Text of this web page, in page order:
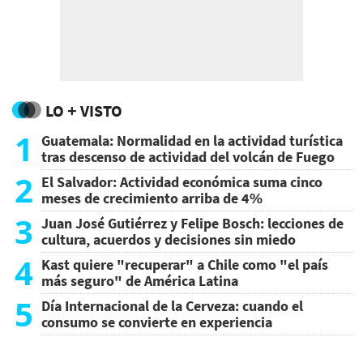
LO + VISTO
1
Guatemala: Normalidad en la actividad turística
tras descenso de actividad del volcán de Fuego
2 El Salvador: Actividad económica suma cinco
meses de crecimiento arriba de 4%
3 Juan José Gutiérrez y Felipe Bosch: lecciones de
cultura, acuerdos y decisiones sin miedo
4 Kast quiere "recuperar" a Chile como "el país
más seguro" de América Latina
5 Día Internacional de la Cerveza: cuando el
consumo se convierte en experiencia